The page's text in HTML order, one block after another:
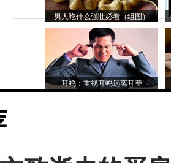
男人吃什么强壮必看（组图）
耳鸣：重视耳鸣远离耳聋